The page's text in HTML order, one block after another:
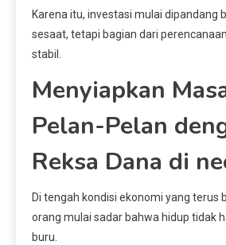
Karena itu, investasi mulai dipandang
sesaat, tetapi bagian dari
stabil.
Menyiapkan
Pelan-Pelan
Reksa Dana di
Di tengah kondisi ekonomi yang terus
orang mulai sadar bahwa hidup tidak
buru.